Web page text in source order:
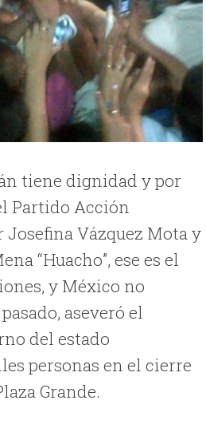
tiene dignidad y por
Partido Acción
Josefina Vázquez Mota y
“Huacho”, ese es el
y México no
aseveró el
del estado
personas en el cierre
Grande.